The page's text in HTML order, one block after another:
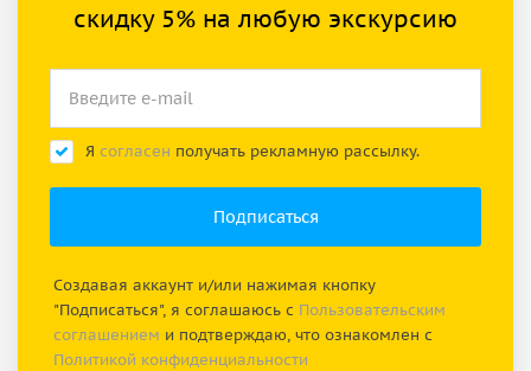
скидку 5% на любую экскурсию
Я согласен получать рекламную рассылку.
Создавая аккаунт и/или нажимая кнопку
"Подписаться", я соглашаюсь с Пользовательским
соглашением и подтверждаю, что ознакомлен с
Политикой конфиденциальности